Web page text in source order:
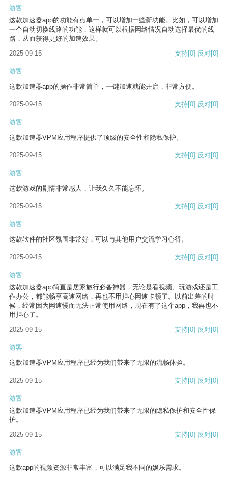
游客
这款加速器app的功能有点单一，可以增加一些新功能。比如，可以增加
一个自动切换线路的功能，这样就可以根据网络情况自动选择最优的线
路，从而获得更好的加速效果。
2025-09-15
支持[0] 反对[0]
游客
这款加速器app的操作非常简单，一键加速就能开启，非常方便。
2025-09-15 支持[0] 反对[0]
游客
这款加速器VPM应用程序提供了顶级的安全性和隐私保护。
2025-09-15 支持[0] 反对[0]
游客
这款游戏的剧情非常感人，让我久久不能忘怀。
2025-09-15 支持[0] 反对[0]
游客
这款软件的社区氛围非常好，可以与其他用户交流学习心得。
2025-09-15 支持[0] 反对[0]
游客
这款加速器app简直是居家旅行必备神器，无论是看视频、玩游戏还是工
作办公，都能畅享高速网络，再也不用担心网速卡顿了。以前出差的时
候，经常因为网速慢而无法正常使用网络，现在有了这个app，我再也不
用担心了。
2025-09-15
支持[0] 反对[0]
游客
这款加速器VPM应用程序已经为我们带来了无限的流畅体验。
2025-09-15 支持[0] 反对[0]
游客
这款加速器VPM应用程序已经为我们带来了无限的隐私保护和安全性保
护。
2025-09-15
支持[0] 反对[0]
游客
这款app的视频资源非常丰富，可以满足我不同的娱乐需求。